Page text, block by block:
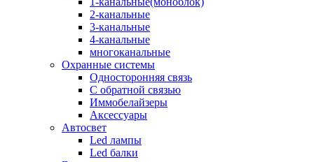
2-канальные
3-канальные
4-канальные
многоканальные
Охранные системы
Односторонняя связь
С обратной связью
Иммобелайзеры
Аксессуары
Автосвет
Led лампы
Led балки